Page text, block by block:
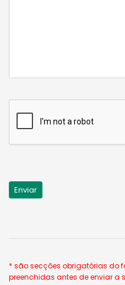
* são secções obrigatórias do
preenchidas antes de enviar a